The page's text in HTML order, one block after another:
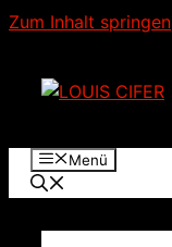
Zum Inhalt springen
Menü